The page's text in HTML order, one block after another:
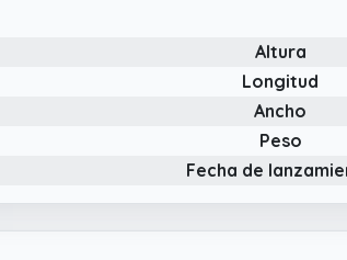
✔️
✔️
Altura
Longitud
Ancho
Peso
Fecha de